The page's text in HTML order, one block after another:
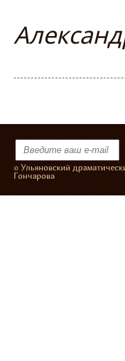
© Ульяновский
Гончарова